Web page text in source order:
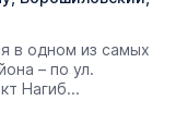
в одном из самых
– по ул.
Нагиб...